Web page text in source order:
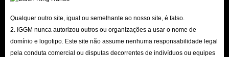
Qualquer outro site, igual ou semelhante ao nosso site, é falso.
2. IGGM nunca autorizou outros ou organizações a usar o nome de
domínio e logotipo. Este site não assume nenhuma responsabilidade legal
pela conduta comercial ou disputas decorrentes de indivíduos ou equipes